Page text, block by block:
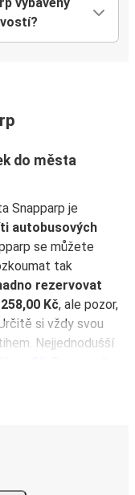
do města
Snapparp je
autobusových
se můžete
tak
rezervovat
Kč, ale pozor,
si vždy svou
Nejjednodušší
aplikace také uloží
nemůže být